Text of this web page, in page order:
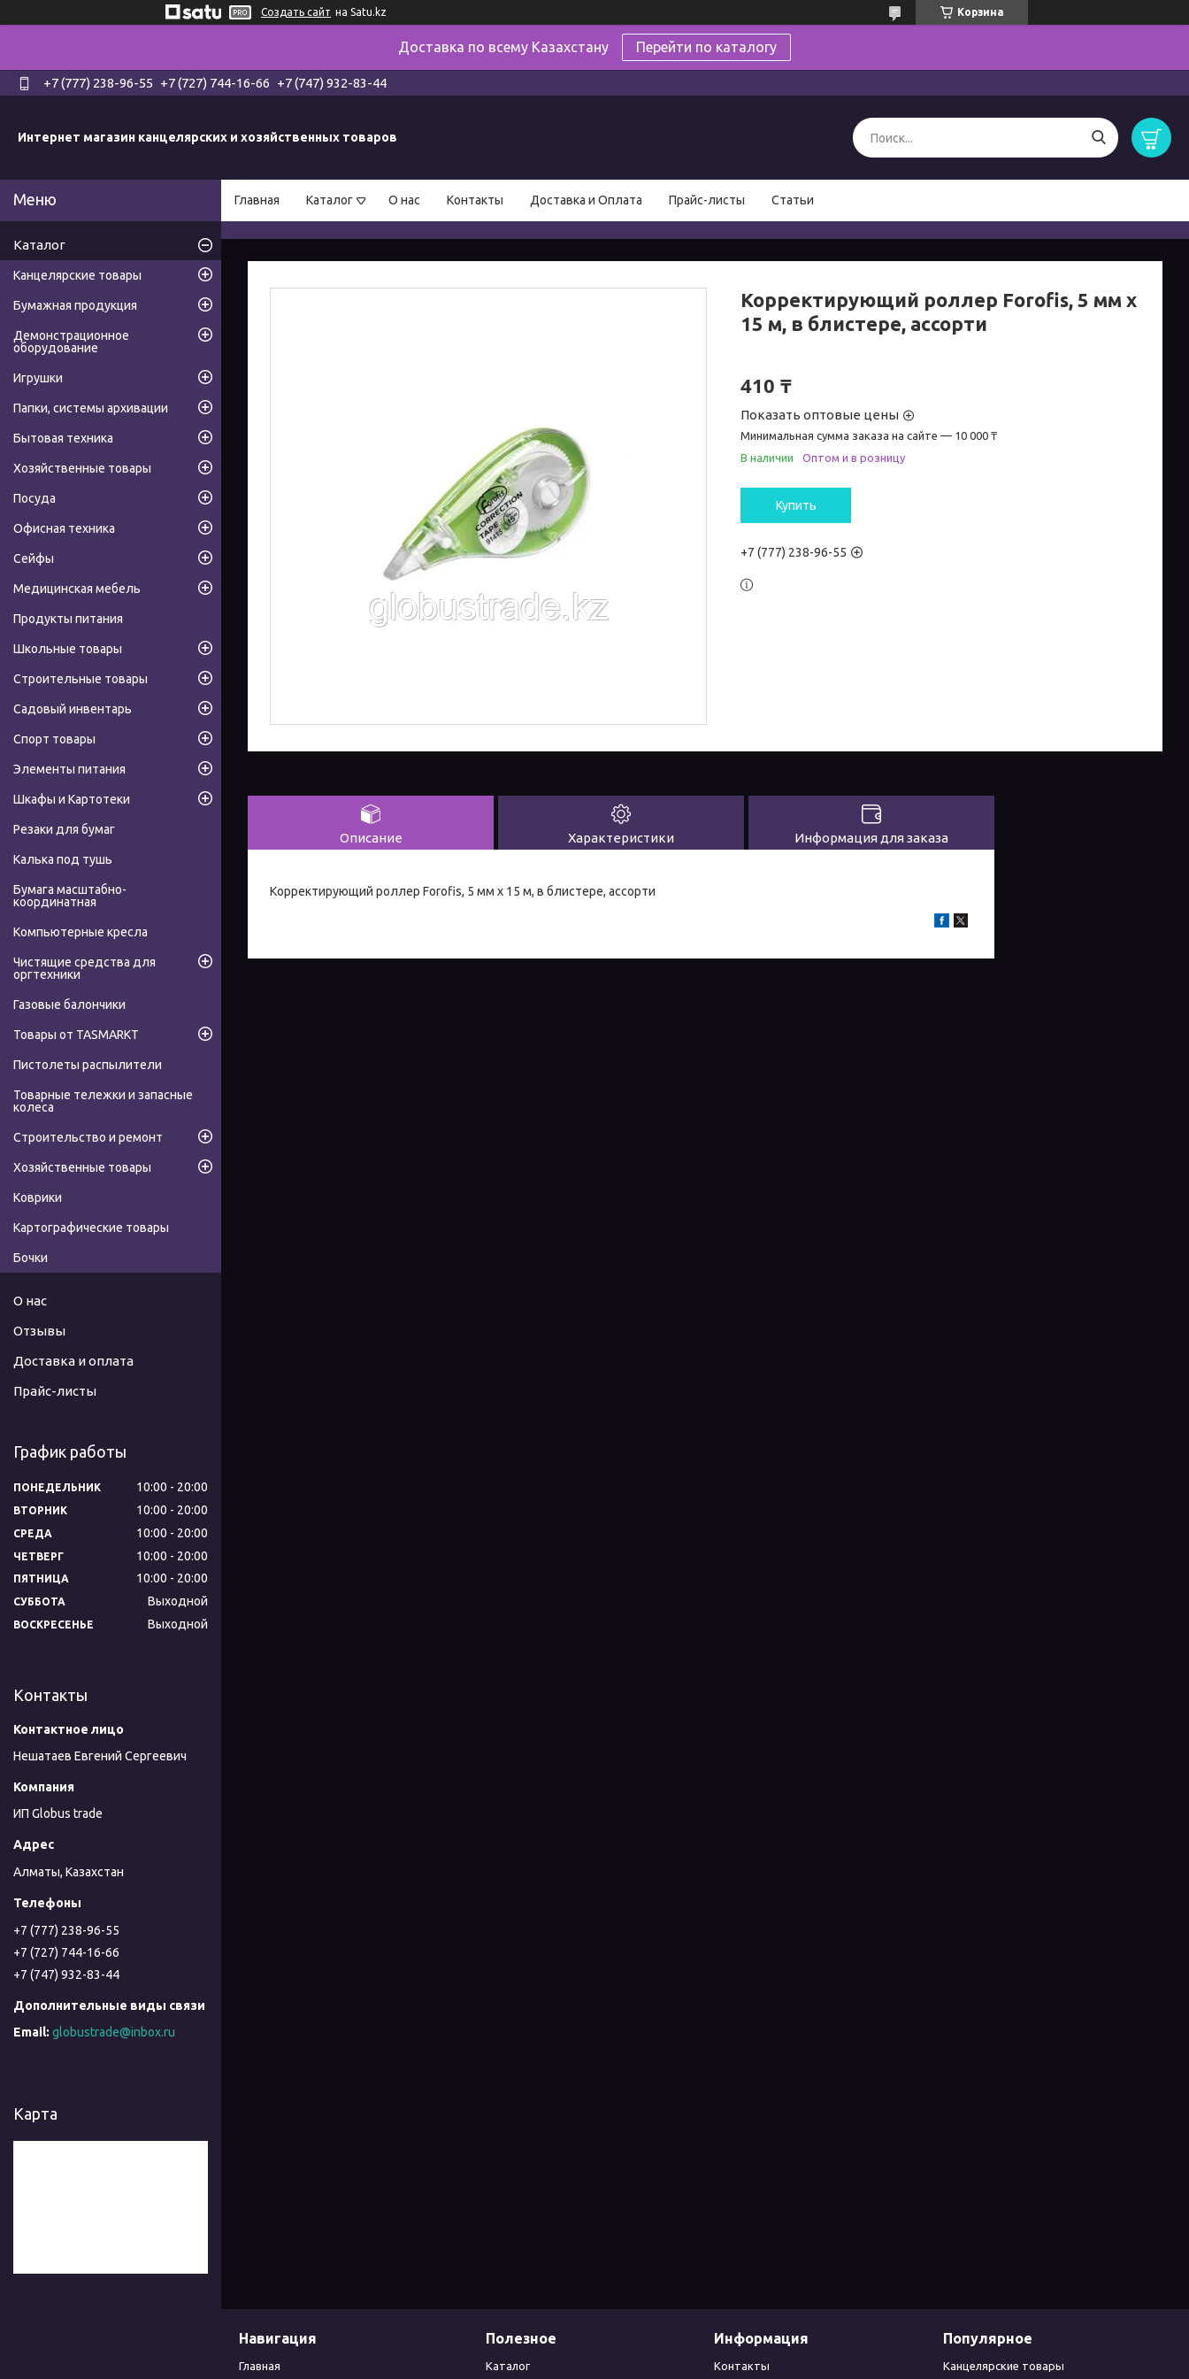
Создать сайт на Satu.kz Корзина
Доставка по всему Казахстану Перейти по каталогу
+7 (777) 238-96-55 +7 (727) 744-16-66 +7 (747) 932-83-44
Интернет магазин канцелярских и хозяйственных товаров
Главная Каталог О нас Контакты Доставка и Оплата Прайс-листы Статьи
Корректирующий роллер Forofis, 5 мм х
15 м, в блистере, ассорти
410 ₸
Показать оптовые цены
Минимальная сумма заказа на сайте — 10 000 ₸
В наличии
Оптом и в розницу
Купить
+7 (777) 238-96-55
Описание Характеристики Информация для заказа
Корректирующий роллер Forofis, 5 мм х 15 м, в блистере, ассорти
Каталог
Канцелярские товары
Бумажная продукция
Демонстрационное
оборудование
Игрушки
Папки, системы архивации
Бытовая техника
Хозяйственные товары
Посуда
Офисная техника
Сейфы
Медицинская мебель
Продукты питания
Школьные товары
Строительные товары
Садовый инвентарь
Спорт товары
Элементы питания
Шкафы и Картотеки
Резаки для бумаг
Калька под тушь
Бумага масштабно-
координатная
Компьютерные кресла
Чистящие средства для
оргтехники
Газовые балончики
Товары от TASMARKT
Пистолеты распылители
Товарные тележки и запасные
колеса
Строительство и ремонт
Хозяйственные товары
Коврики
Картографические товары
Бочки
О нас
Отзывы
Доставка и оплата
Прайс-листы
График работы
ПОНЕДЕЛЬНИК 10:00 20:00
ВТОРНИК 10:00 20:00
СРЕДА 10:00 20:00
ЧЕТВЕРГ 10:00 20:00
ПЯТНИЦА 10:00 20:00
СУББОТА Выходной
ВОСКРЕСЕНЬЕ Выходной
Контакты
Нешатаев Евгений Сергеевич
ИП Globus trade
Алматы, Казахстан
+7 (777) 238-96-55
+7 (727) 744-16-66
+7 (747) 932-83-44
globustrade@inbox.ru
Карта
Навигация
Главная
Полезное
Каталог
Информация
Контакты
Популярное
Канцелярские товары